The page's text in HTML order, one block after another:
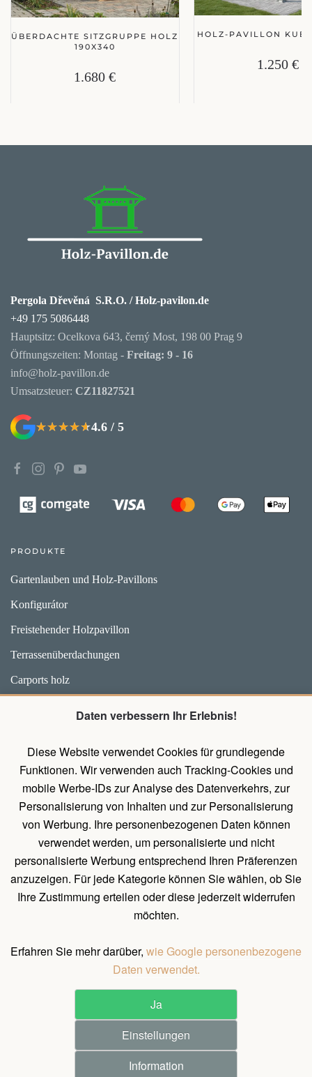
Daten verbessern Ihr Erlebnis!
Diese Website verwendet Cookies für grundlegende
Funktionen. Wir verwenden auch Tracking-Cookies und
mobile Werbe-IDs zur Analyse des Datenverkehrs, zur
Personalisierung von Inhalten und zur Personalisierung
von Werbung. Ihre personenbezogenen Daten können
verwendet werden, um personalisierte und nicht
personalisierte Werbung entsprechend Ihren Präferenzen
anzuzeigen. Für jede Kategorie können Sie wählen, ob Sie
Ihre Zustimmung erteilen oder diese jederzeit widerrufen
möchten.
Erfahren Sie mehr darüber, wie Google personenbezogene
Daten verwendet.
Ja
Einstellungen
Information
ÜBERDACHTE SITZGRUPPE HOLZ
190X340
1.680 €
HOLZ-PAVILLON
1.250 €
Pergola Dřevěná S.R.O. / Holz-pavilon.de
+49 175 5086448
Hauptsitz: Ocelkova 643, černý Most, 198 00 Prag 9
Öffnungszeiten: Montag - Freitag: 9 - 16
info@holz-pavillon.de
Umsatzsteuer: CZ11827521
★★★★★
★★★★★4.6 / 5
PRODUKTE
Gartenlauben und Holz-Pavillons
Konfigurátor
Freistehender Holzpavillon
Terrassenüberdachungen
Carports holz
Pavillons mit Wänden
UNTERLAGEN
Belehrung über das Widerrufsrecht
Allgemeines Verfahren zum Erstellen einer Bestellung
Natürliche Holzeigenschaften
All rights reserved.
Pergola Dřevěná s.r.o. / Holz-pavilon.de
Realization ♥ JOOMLA GURU